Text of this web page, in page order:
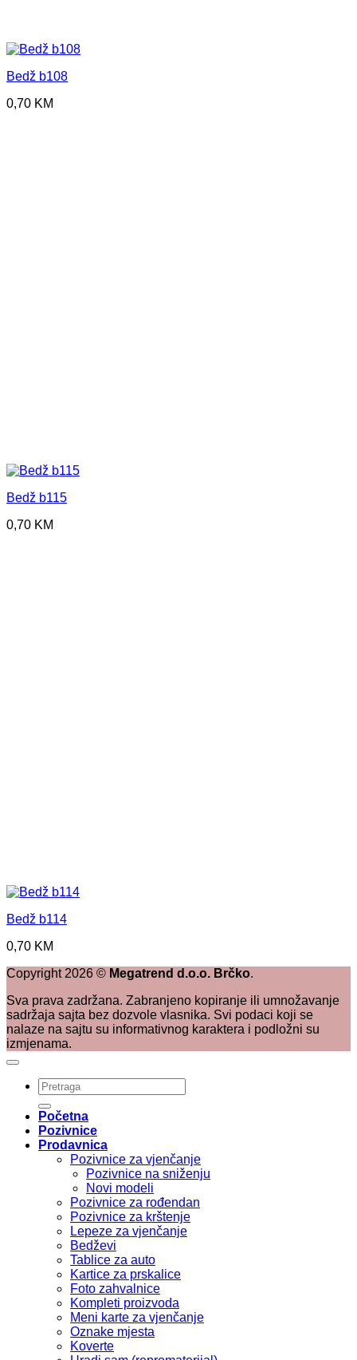
Bedž b108
0,70 KM
Bedž b115
0,70 KM
Bedž b114
0,70 KM
Copyright 2026 © Megatrend d.o.o. Brčko.
Sva prava zadržana. Zabranjeno kopiranje ili umnožavanje
sadržaja sajta bez dozvole vlasnika. Svi podaci koji se
nalaze na sajtu su informativnog karaktera i podložni su
izmjenama.
Pretraži:
Početna
Pozivnice
Prodavnica
Pozivnice za vjenčanje
Pozivnice na sniženju
Novi modeli
Pozivnice za rođendan
Pozivnice za krštenje
Lepeze za vjenčanje
Bedževi
Tablice za auto
Kartice za prskalice
Foto zahvalnice
Kompleti proizvoda
Meni karte za vjenčanje
Oznake mjesta
Koverte